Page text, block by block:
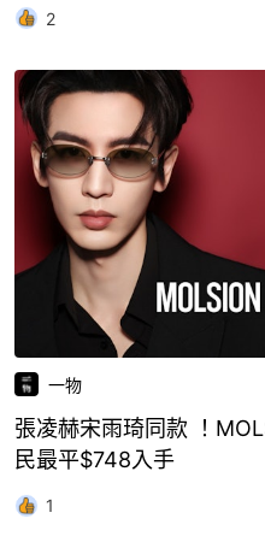
2
一物
張凌赫宋雨琦同款 ！
民最平$748入手
1